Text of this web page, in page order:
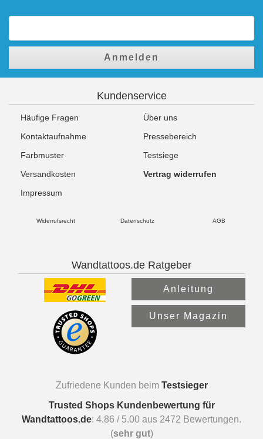
Anmelden
Kundenservice
Häufige Fragen
Über uns
Kontaktaufnahme
Pressebereich
Farbmuster
Testsiege
Versandkosten
Vertrag widerrufen
Impressum
Widerrufsrecht Datenschutz AGB
Wandtattoos.de Ratgeber
Anleitung
Unser Magazin
Zufriedene Kunden beim Testsieger
Trusted Shops Kundenbewertung für
Wandtattoos.de: 4.86 / 5.00 aus 2472 Bewertungen.
(sehr gut)